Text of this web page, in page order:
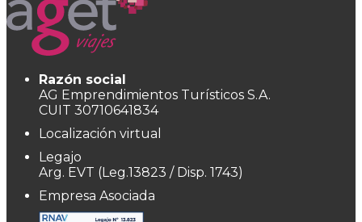
Razón social
AG Emprendimientos Turísticos S.A.
CUIT 30710641834
Localización virtual
Legajo
Arg. EVT (Leg.13823 / Disp. 1743)
Empresa Asociada